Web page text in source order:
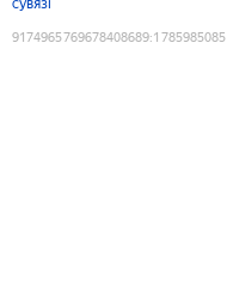
9174965769678408689:1785985085